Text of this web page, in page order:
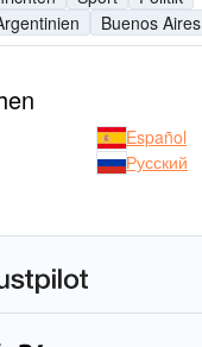
Buenos Aires
Español
Русский